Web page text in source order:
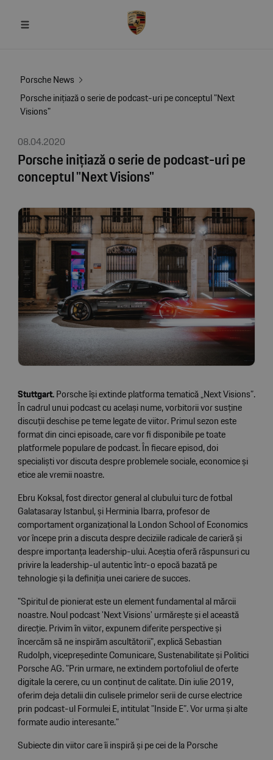
Porsche News
Porsche inițiază o serie de podcast-uri pe conceptul "Next
Visions"
08.04.2020
Porsche inițiază o serie de podcast-uri pe
conceptul "Next Visions"
Stuttgart.Porsche își extinde platforma tematică „Next Visions”.
În cadrul unui podcast cu același nume, vorbitorii vor susține
discuții deschise pe teme legate de viitor. Primul sezon este
format din cinci episoade, care vor fi disponibile pe toate
platformele populare de podcast. În fiecare episod, doi
specialiști vor discuta despre problemele sociale, economice și
etice ale vremii noastre.
Ebru Koksal, fost director general al clubului turc de fotbal
Galatasaray Istanbul, și Herminia Ibarra, profesor de
comportament organizațional la London School of Economics
vor începe prin a discuta despre deciziile radicale de carieră și
despre importanța leadership-ului. Aceștia oferă răspunsuri cu
privire la leadership-ul autentic într-o epocă bazată pe
tehnologie și la definiția unei cariere de succes.
"Spiritul de pionierat este un element fundamental al mărcii
noastre. Noul podcast 'Next Visions' urmărește și el această
direcție. Privim în viitor, expunem diferite perspective și
încercăm să ne inspirăm ascultătorii", explică Sebastian
Rudolph, vicepreședinte Comunicare, Sustenabilitate și Politici
Porsche AG. "Prin urmare, ne extindem portofoliul de oferte
digitale la cerere, cu un conținut de calitate. Din iulie 2019,
oferim deja detalii din culisele primelor serii de curse electrice
prin podcast-ul Formulei E, intitulat ”Inside E”. Vor urma și alte
formate audio interesante."
Subiecte din viitor care îi inspiră și pe cei de la Porsche